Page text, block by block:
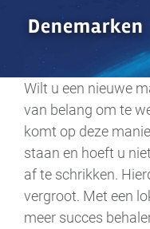
Denemarken
Wilt u een nieuwe
van belang om te
komt op deze
staan en hoeft u
af te schrikken.
vergroot. Met een
meer succes